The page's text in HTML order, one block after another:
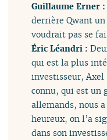
Guillaume Erner
derrière Qwant
voudrait pas se
Éric Léandri :
qui est la plus
investisseur,
connu, qui est un
allemands, nous
heureux, on l’a
dans son